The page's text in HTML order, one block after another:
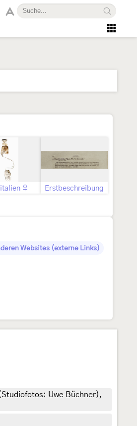
♀ Erstbeschreibung
Websites (externe Links)
Uwe Büchner),